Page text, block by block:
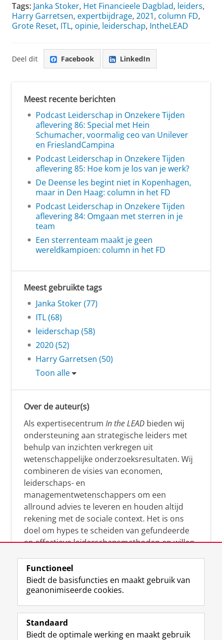
Tags: Janka Stoker, Het Financieele Dagblad, leiders,
Harry Garretsen, expertbijdrage, 2021, column FD,
Grote Reset, ITL, opinie, leiderschap, IntheLEAD
Deel dit Facebook LinkedIn
Meest recente berichten
Podcast Leiderschap in Onzekere Tijden
aflevering 86: Special met Hein
Schumacher, voormalig ceo van Unilever
en FrieslandCampina
Podcast Leiderschap in Onzekere Tijden
aflevering 85: Hoe kom je los van je werk?
De Deense les begint niet in Kopenhagen,
maar in Den Haag: column in het FD
Podcast Leiderschap in Onzekere Tijden
aflevering 84: Omgaan met sterren in je
team
Een sterrenteam maakt je geen
wereldkampioen: column in het FD
Meest gebruikte tags
Janka Stoker (77)
ITL (68)
leiderschap (58)
2020 (52)
Harry Garretsen (50)
Toon alle
Over de auteur(s)
Als expertisecentrum In the LEAD bieden wij
ondersteuning aan strategische leiders met
behulp van inzichten verkregen uit
wetenschappelijke onderzoeksresultaten. Wij
combineren de visies van economen,
leiderschaps- en
managementwetenschappers om een
allround advies te leveren en houden altijd
rekening met de sociale context. Het is ons
doel om hypes te scheiden van gefundeerde
en effectieve leiderschapsmethoden en willen
manier te reageren op economische en
maatschappelijke kwesties. Samen tillen wij
het leiderschap in uw organisatie naar een
Functioneel
Biedt de basisfuncties en maakt gebruik van
geanonimiseerde cookies.
Standaard
Biedt de optimale werking en maakt gebruik